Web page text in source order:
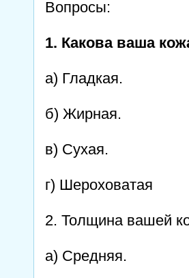
Вопросы:
1. Какова ваша
а) Гладкая.
б) Жирная.
в) Сухая.
г) Шероховатая
2. Толщина вашей
а) Средняя.